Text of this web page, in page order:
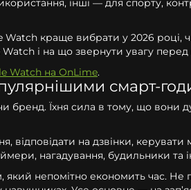
краще вибрати у 2026 році,
і на що звернути увагу
Watch на OnLime.
смарт-
Їхня сила в тому, що вони
на дзвінки,
нагадування, будильники та
який непомітно економить час.